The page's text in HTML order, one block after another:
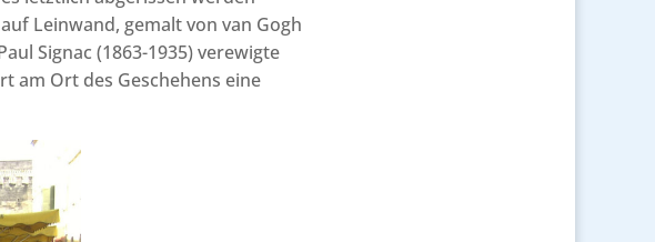
Leinwand, gemalt von van Gogh
Signac (1863-1935) verewigte
am Ort des Geschehens eine